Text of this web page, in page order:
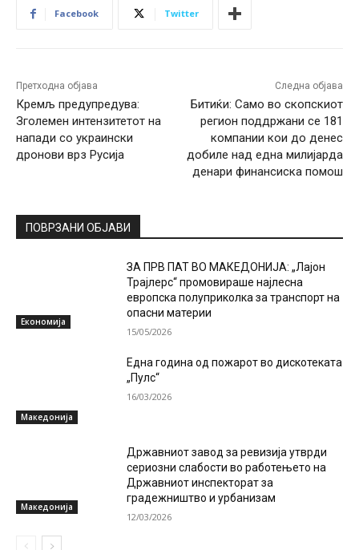
Facebook Twitter
Претходна објава
Кремљ предупредува:
Зголемен интензитетот на
напади со украински
дронови врз Русија
Следна објава
Битиќи: Само во скопскиот
регион поддржани се 181
компании кои до денес
добиле над една милијарда
денари финансиска помош
ПОВРЗАНИ ОБЈАВИ
Економија
ЗА ПРВ ПАТ ВО МАКЕДОНИЈА: „Лајон
Трајлерс“ промовираше најлесна
европска полуприколка за транспорт на
опасни материи
15/05/2026
Македонија
Една година од пожарот во дискотеката
„Пулс“
16/03/2026
Македонија
Државниот завод за ревизија утврди
сериозни слабости во работењето на
Државниот инспекторат за
градежништво и урбанизам
12/03/2026